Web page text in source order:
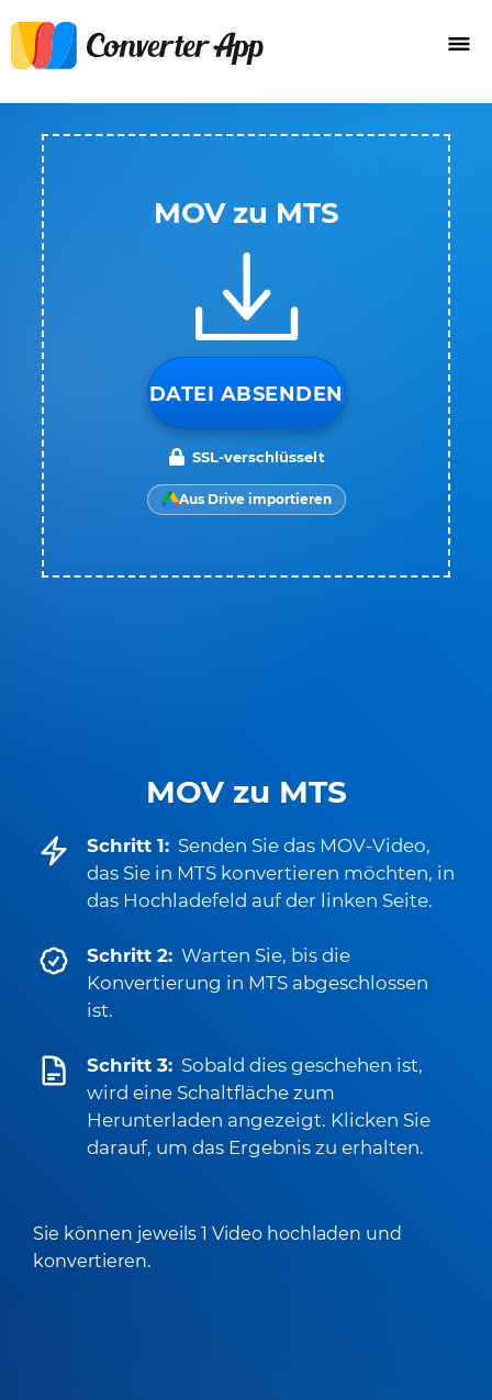
MOV zu MTS
Schritt 1: Senden Sie das MOV-Video,
das Sie in MTS konvertieren möchten, in
das Hochladefeld auf der linken Seite.
Schritt 2: Warten Sie, bis die
Konvertierung in MTS abgeschlossen
ist.
Schritt 3: Sobald dies geschehen ist,
wird eine Schaltfläche zum
Herunterladen angezeigt. Klicken Sie
darauf, um das Ergebnis zu erhalten.
Sie können jeweils 1 Video hochladen und
konvertieren.
MOV zu MTS
DATEI ABSENDEN
SSL-verschlüsselt
Aus Drive importieren